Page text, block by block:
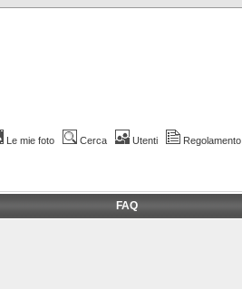
Le mie foto Cerca Utenti Regolamento
FAQ